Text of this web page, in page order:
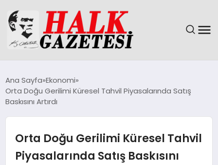
DÜNYA
Ana Sayfa Ekonomi
Orta Doğu Gerilimi Küresel Tahvil Piyasalarında Satış
Baskısını Artırdı
Orta Doğu Gerilimi Küresel Tahvil
Piyasalarında Satış Baskısını